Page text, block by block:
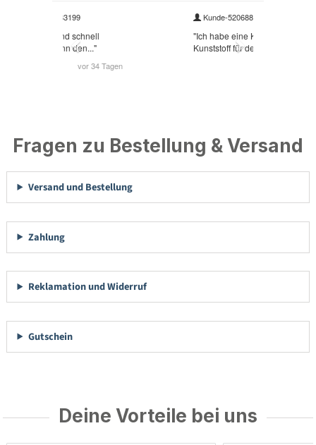
Fragen zu Bestellung & Versand
Versand und Bestellung
Zahlung
Reklamation und Widerruf
Gutschein
Deine Vorteile bei uns